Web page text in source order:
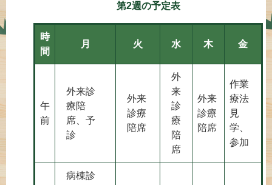
第2週の予定表
時
間
月 火 水 木 金
午
前
外来診
療陪
席、予
診
外来
診療
陪席
外
来
診
療
陪
席
外来
診療
陪席
作業
療法
見
学、
参加
病棟診